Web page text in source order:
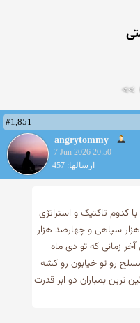
>>
#1,851
angrytommy
7 Jun 2026 20:50
ارسالها: 457
کدوم تاکتیک و استراتژی
سپاهی و چهارصد هزار
زمانی که تو دی ماه
رو تو خیابون رو کشه
ترین بمباران دو ابر قدرت